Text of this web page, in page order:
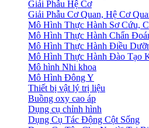
Giải Phẫu Hệ Cơ
Giải Phẫu Cơ Quan, Hệ Cơ
Mô Hình Thực Hành Sơ Cứu,
Mô Hình Thực Hành Chẩn
Mô Hình Thực Hành Điều
Mô Hình Thực Hành Đào Tạo
Mô hình Nhi khoa
Mô Hình Đông Y
Thiết bị vật lý trị liệu
Buồng oxy cao áp
Dụng cụ chỉnh hình
Dụng Cụ Tác Động Cột Sống